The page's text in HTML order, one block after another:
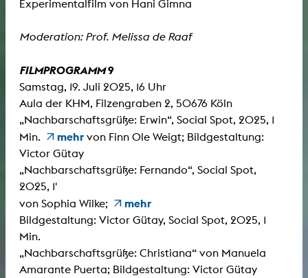
Experimentalfilm von Hani Gimna
Moderation: Prof. Melissa de Raaf
FILMPROGRAMM9
Samstag, 19. Juli 2025, 16 Uhr
Aula der KHM, Filzengraben 2, 50676 Köln
„Nachbarschaftsgrüße: Erwin“, Social Spot, 2025, 1
Min.
mehr von Finn Ole Weigt; Bildgestaltung:
Victor Gütay
„Nachbarschaftsgrüße: Fernando“, Social Spot,
2025, 1'
von Sophia Wilke;
mehr
Bildgestaltung: Victor Gütay, Social Spot, 2025, 1
Min.
„Nachbarschaftsgrüße: Christiana“ von Manuela
Amarante Puerta; Bildgestaltung: Victor Gütay